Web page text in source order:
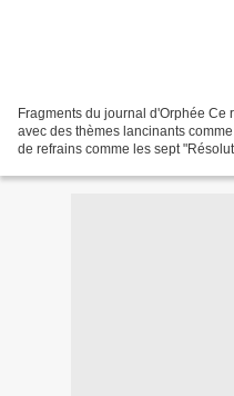
Fragments du journal d'Orphée Ce
avec des thèmes lancinants
de refrains comme les sept